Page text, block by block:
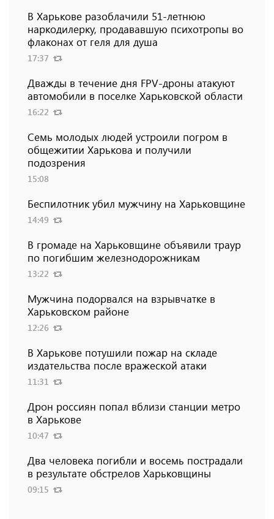
В Харькове разоблачили 51-летнюю
наркодилерку, продававшую психотропы во
флаконах от геля для душа
17:37
Дважды в течение дня FPV-дроны атакуют
автомобили в поселке Харьковской области
16:22
Семь молодых людей устроили погром в
общежитии Харькова и получили
подозрения
15:08
Беспилотник убил мужчину на Харьковщине
14:49
В громаде на Харьковщине объявили траур
по погибшим железнодорожникам
13:22
Мужчина подорвался на взрывчатке в
Харьковском районе
12:26
В Харькове потушили пожар на складе
издательства после вражеской атаки
11:31
Дрон россиян попал вблизи станции метро
в Харькове
10:47
Два человека погибли и восемь пострадали
в результате обстрелов Харьковщины
09:15